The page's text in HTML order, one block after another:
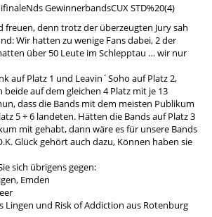
freuen, denn trotz der überzeugten Jury sah
Wir hatten zu wenige Fans dabei, 2 der
über 50 Leute im Schlepptau … wir nur
auf Platz 1 und Leavin´Soho auf Platz 2,
auf dem gleichen 4 Platz mit je 13
dass die Bands mit dem meisten Publikum
5 + 6 landeten. Hätten die Bands auf Platz 3
mit gehabt, dann wäre es für unsere Bands
Glück gehört auch dazu, Können haben sie
sich übrigens gegen:
Emden
Lingen und Risk of Addiction aus Rotenburg